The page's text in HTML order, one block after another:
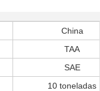
China
TAA
SAE
10 toneladas